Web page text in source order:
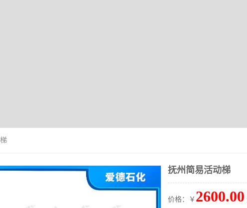
抚州简易活动梯
价格：￥ 2600.00